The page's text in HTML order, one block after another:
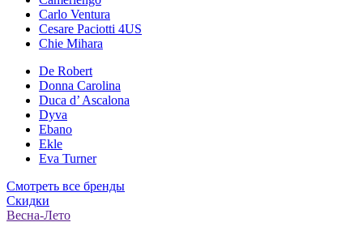
Carlo Ventura
Cesare Paciotti 4US
Chie Mihara
De Robert
Donna Carolina
Duca d’ Ascalona
Dyva
Ebano
Ekle
Eva Turner
Смотреть все бренды
Скидки
Весна-Лето